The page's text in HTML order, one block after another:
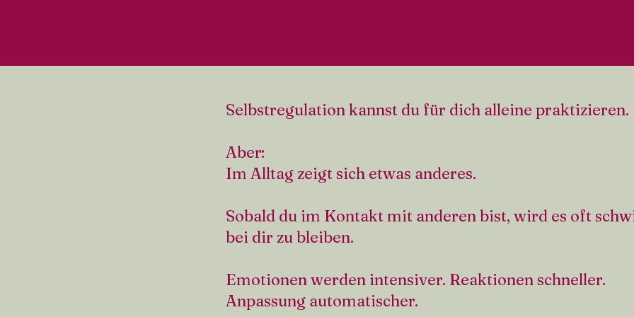
Selbstregulation kannst du für dich alleine praktizieren.
Aber:
Im Alltag zeigt sich etwas anderes.
Sobald du im Kontakt mit anderen bist, wird es oft
bei dir zu bleiben.
Emotionen werden intensiver. Reaktionen schneller.
Anpassung automatischer.